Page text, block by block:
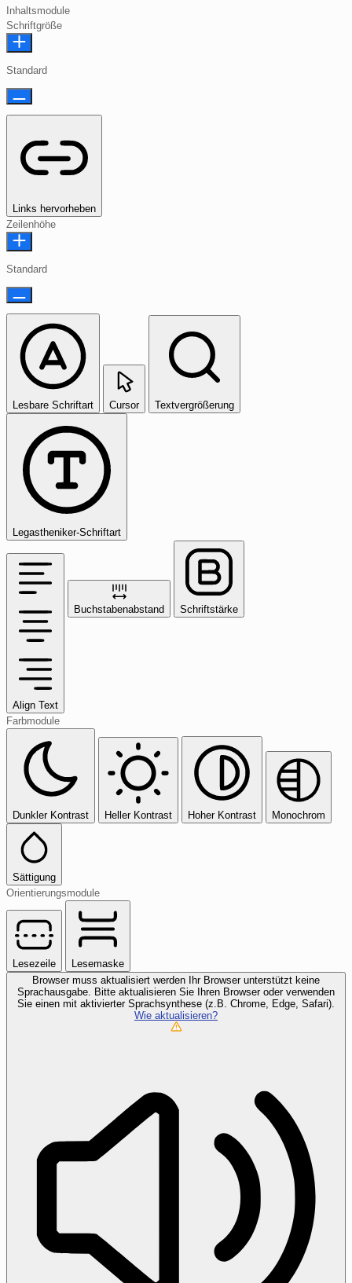
Inhaltsmodule
Schriftgröße
Standard
Links hervorheben
Zeilenhöhe
Standard
Lesbare Schriftart Cursor Textvergrößerung
Legastheniker-Schriftart
Align Text
Buchstabenabstand Schriftstärke
Farbmodule
Dunkler Kontrast Heller Kontrast Hoher Kontrast Monochrom
Sättigung
Orientierungsmodule
Lesezeile
Lesemaske
Browser muss aktualisiert werden
Ihr Browser unterstützt keine
Sprachausgabe. Bitte aktualisieren Sie Ihren Browser oder verwenden
Sie einen mit aktivierter Sprachsynthese (z.B. Chrome, Edge, Safari).
Wie aktualisieren?